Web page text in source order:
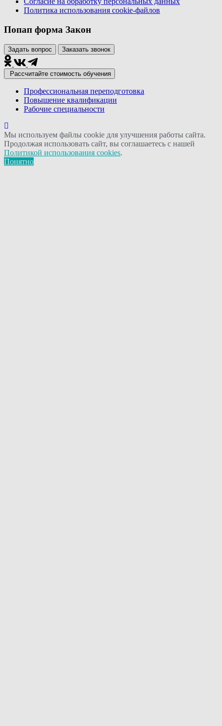
Политика использования сookie-файлов
Попап форма Закон
Задать вопрос Заказать звонок
Рассчитайте стоимость обучения
Профессиональная переподготовка
Повышение квалификации
Рабочие специальности
Мы используем файлы cookie для улучшения работы сайта.
Продолжая использовать сайт, вы соглашаетесь с нашей
Политикой использования cookies.
Понятно